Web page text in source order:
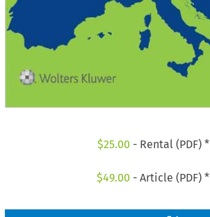
$25.00 - Rental (PDF) *
$49.00 - Article (PDF) *